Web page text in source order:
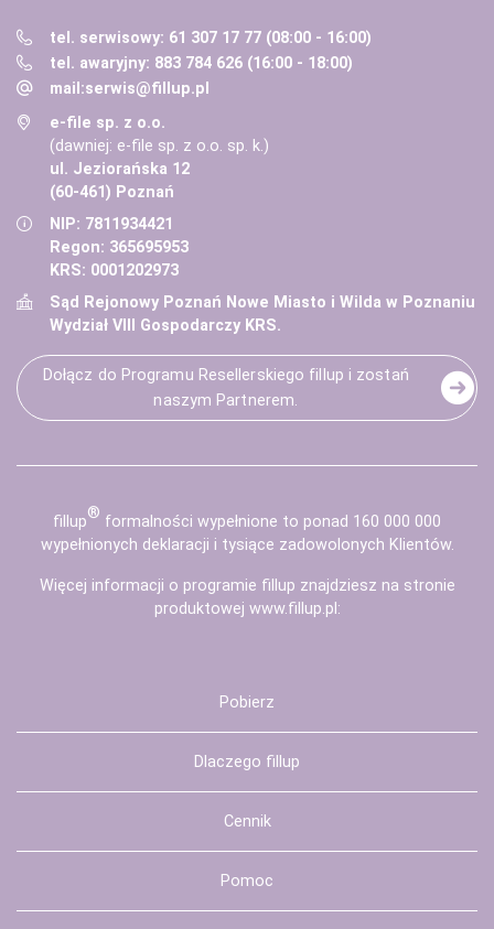
tel. serwisowy: 61 307 17 77 (08:00 - 16:00)
tel. awaryjny: 883 784 626 (16:00 - 18:00)
mail:serwis@fillup.pl
e-file sp. z o.o.
(dawniej: e-file sp. z o.o. sp. k.)
ul. Jeziorańska 12
(60-461) Poznań
NIP: 7811934421
Regon: 365695953
KRS: 0001202973
Sąd Rejonowy Poznań Nowe Miasto i Wilda w Poznaniu
Wydział VIII Gospodarczy KRS.
Dołącz do Programu Resellerskiego fillup i zostań
naszym Partnerem.
fill up® formalności wypełnione to ponad 160 000 000
wypełnionych deklaracji i tysiące zadowolonych Klientów.
Więcej informacji o programie fillup znajdziesz na stronie
produktowej www.fillup.pl :
Pobierz
Dlaczego fillup
Cennik
Pomoc